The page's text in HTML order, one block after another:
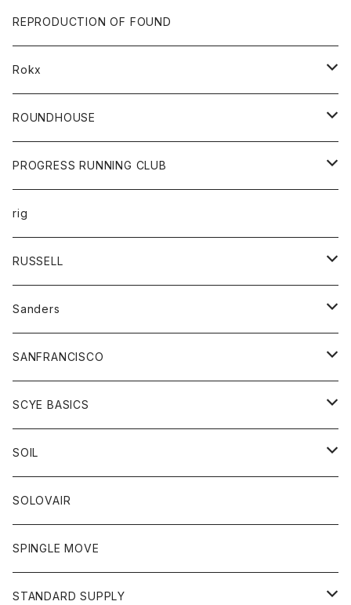
帽子
靴
バック
トップス
カットソー
カーディガン
ニット
ベスト
ボトムス
ショートパンツ
パンツ
レディース
カットソー
コート
ボトム
ワンピース
財布
バック
パンツ
ショートパンツ
REPRODUCTION OF FOUND
Rokx
ボトム
ROUNDHOUSE
エプロン
キッズ
オーバーオール
ボトム
ペインターパンツ
PROGRESS RUNNING CLUB
トップス
Tシャツ
グッズ
帽子
rig
RUSSELL
アウター
コート
パーカー
スカート
Tシャツ
トップス
Tシャツ
トレーナー
ボトム
ショートパンツ
スカート
レディース
スカート
アクセサリー
Sanders
グッズ
靴
SANFRANCISCO
アウター
カーディガン
コート
グッズ
ネクタイ
グローブ
アクセサリー
トップス
カットソー
ボトム
SCYE BASICS
ボトム
ジーンズ
チノパン
トップス
ポロシャツ
ベスト
靴
SOIL
靴
ワンピース
トップス
SOLOVAIR
SPINGLE MOVE
STANDARD SUPPLY